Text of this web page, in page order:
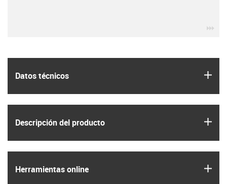
Datos técnicos
Descripción del producto
Herramientas online